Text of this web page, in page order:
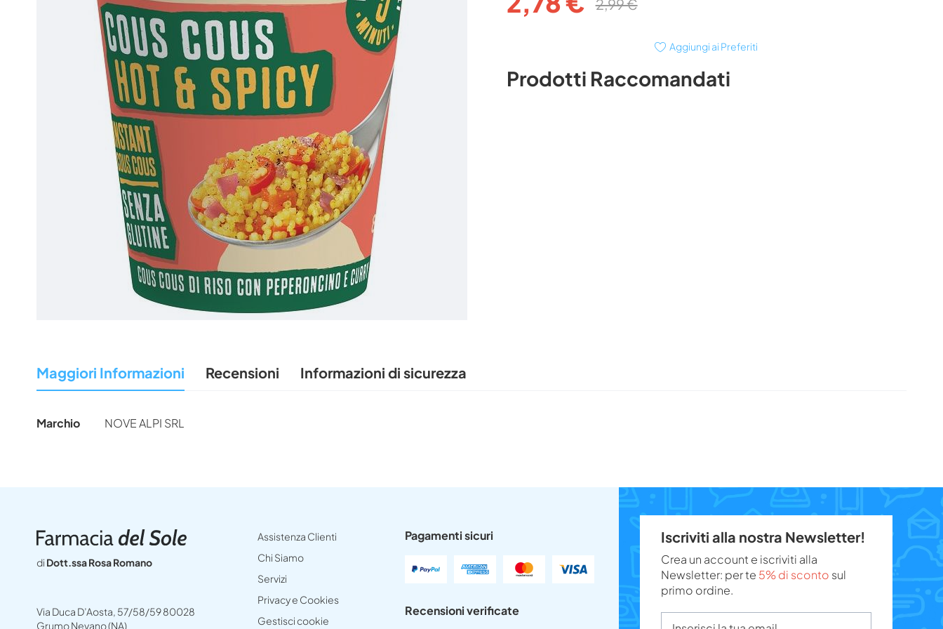
2,99 €
Aggiungi ai Preferiti
galleria
di
Prodotti Raccomandati
Maggiori Informazioni
Maggiori
Marchio NOVE ALPI SRL
Recensioni Informazioni di sicurezza
di Dott.ssa Rosa Romano
Via Duca D’Aosta, 57/58/59 80028
Grumo Nevano (NA)
Assistenza Clienti
Chi Siamo
Servizi
Privacy e Cookies
Gestisci cookie
Pagamenti sicuri
Recensioni verificate
Iscriviti alla nostra Newsletter!
Crea un account e iscriviti alla
Newsletter: per te 5% di sconto sul
primo ordine.